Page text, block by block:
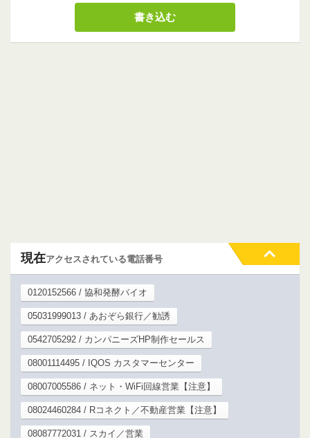
現在アクセスされている電話番号
0120152566 / 協和発酵バイオ
05031999013 / あおぞら銀行／勧誘
0542705292 / カンパニーズHP制作セールス
08001114495 / IQOS カスタマーセンター
08007005586 / ネット・WiFi回線営業【注意】
08024460284 / Rコネクト／不動産営業【注意】
08087772031 / スカイ／営業